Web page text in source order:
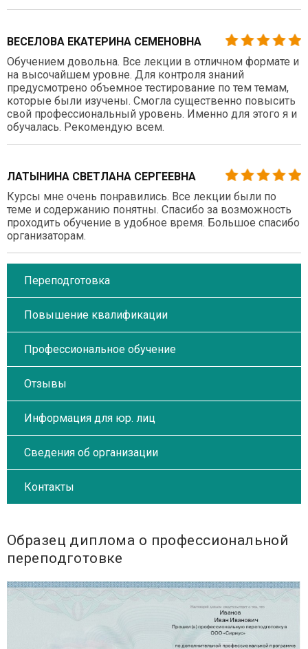
ВЕСЕЛОВА ЕКАТЕРИНА СЕМЕНОВНА
Обучением довольна. Все лекции в отличном формате и
на высочайшем уровне. Для контроля знаний
предусмотрено объемное тестирование по тем темам,
которые были изучены. Смогла существенно повысить
свой профессиональный уровень. Именно для этого я и
обучалась. Рекомендую всем.
ЛАТЫНИНА СВЕТЛАНА СЕРГЕЕВНА
Курсы мне очень понравились. Все лекции были по
теме и содержанию понятны. Спасибо за возможность
проходить обучение в удобное время. Большое спасибо
организаторам.
Переподготовка
Повышение квалификации
Профессиональное обучение
Отзывы
Информация для юр. лиц
Сведения об организации
Контакты
Образец диплома о профессиональной
переподготовке